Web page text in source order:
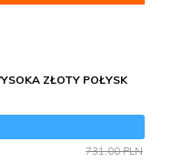
ZŁOTY POŁYSK
731,00 PLN